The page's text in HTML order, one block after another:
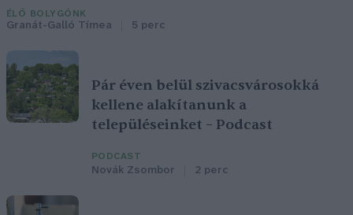
ÉLŐ BOLYGÓNK
Granát-Galló Tímea 5 perc
Pár éven belül szivacsvárosokká
kellene alakítanunk a
településeinket – Podcast
PODCAST
Novák Zsombor 2 perc